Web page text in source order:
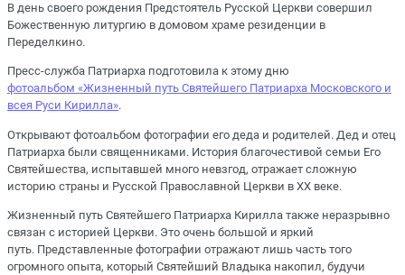
В день своего рождения Предстоятель Русской Церкви совершил
Божественную литургию в домовом храме резиденции в
Переделкино.
Пресс-служба Патриарха подготовила к этому дню
фотоальбом «Жизненный путь Святейшего Патриарха Московского и
всея Руси Кирилла».
Открывают фотоальбом фотографии его деда и родителей. Дед и отец
Патриарха были священниками. История благочестивой семьи Его
Святейшества, испытавшей много невзгод, отражает сложную
историю страны и Русской Православной Церкви в XX веке.
Жизненный путь Святейшего Патриарха Кирилла также неразрывно
связан с историей Церкви. Это очень большой и яркий
путь. Представленные фотографии отражают лишь часть того
огромного опыта, который Святейший Владыка накопил, будучи